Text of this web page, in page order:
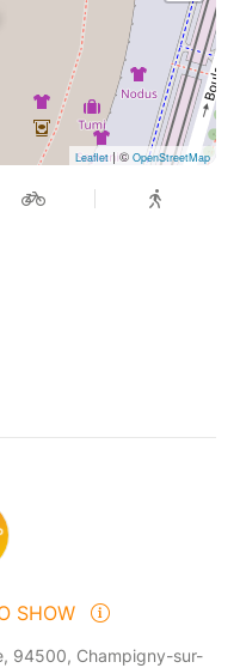
Leaflet| © OpenStreetMap
SHOW
94500, Champigny-sur-